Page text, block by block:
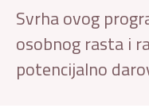
Svrha ovog
osobnog rasta i
potencijalno